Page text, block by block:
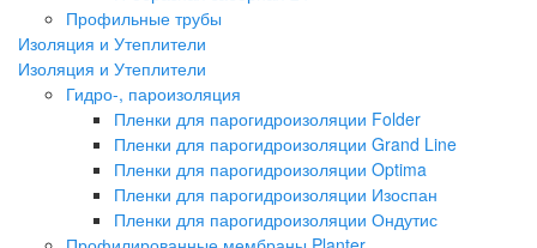
Профильные трубы
Изоляция и Утеплители
Изоляция и Утеплители
Гидро-, пароизоляция
Пленки для парогидроизоляции Folder
Пленки для парогидроизоляции Grand Line
Пленки для парогидроизоляции Optima
Пленки для парогидроизоляции Изоспан
Пленки для парогидроизоляции Ондутис